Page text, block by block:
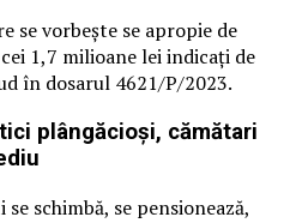
se vorbește se apropie de
1,7 milioane lei indicați de
în dosarul 4621/P/2023.
plângăcioși, cămătari
schimbă, se pensionează,